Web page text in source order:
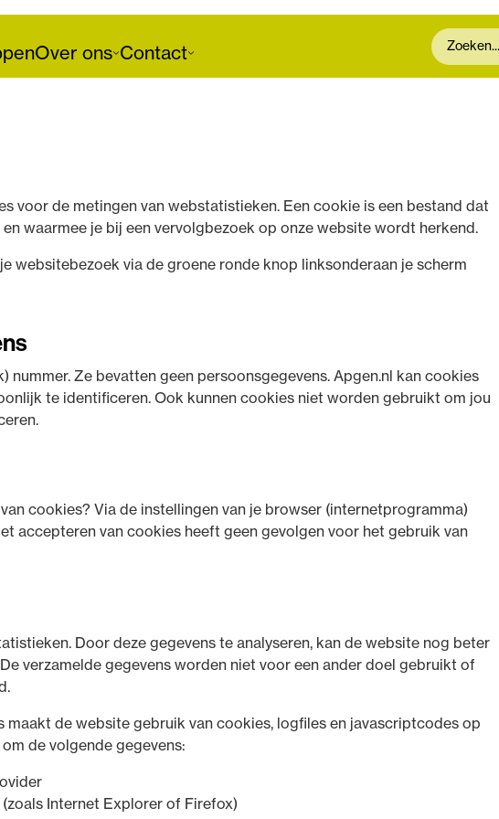
Over ons Contact
voor de metingen van webstatistieken. Een cookie is een bestand dat
waarmee je bij een vervolgbezoek op onze website wordt herkend.
websitebezoek via de groene ronde knop linksonderaan je scherm
nummer. Ze bevatten geen persoonsgegevens. Apgen.nl kan cookies
te identificeren. Ook kunnen cookies niet worden gebruikt om jou
cookies? Via de instellingen van je browser (internetprogramma)
accepteren van cookies heeft geen gevolgen voor het gebruik van
Door deze gegevens te analyseren, kan de website nog beter
verzamelde gegevens worden niet voor een ander doel gebruikt of
maakt de website gebruik van cookies, logfiles en javascriptcodes op
de volgende gegevens:
Internet Explorer of Firefox)